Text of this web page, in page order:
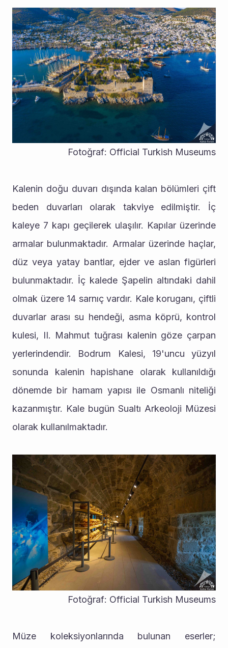
Fotoğraf: Official Turkish Museums
Kalenin doğu duvarı dışında kalan bölümleri çift
beden duvarları olarak takviye edilmiştir. İç
kaleye 7 kapı geçilerek ulaşılır. Kapılar üzerinde
armalar bulunmaktadır. Armalar üzerinde haçlar,
düz veya yatay bantlar, ejder ve aslan figürleri
bulunmaktadır. İç kalede Şapelin altındaki dahil
olmak üzere 14 sarnıç vardır. Kale koruganı, çiftli
duvarlar arası su hendeği, asma köprü, kontrol
kulesi, II. Mahmut tuğrası kalenin göze çarpan
yerlerindendir. Bodrum Kalesi, 19'uncu yüzyıl
sonunda kalenin hapishane olarak kullanıldığı
dönemde bir hamam yapısı ile Osmanlı niteliği
kazanmıştır. Kale bugün Sualtı Arkeoloji Müzesi
olarak kullanılmaktadır.
Fotoğraf: Official Turkish Museums
Müze koleksiyonlarında bulunan eserler;